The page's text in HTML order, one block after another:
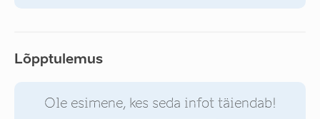
Lõpptulemus
Ole esimene, kes seda infot täiendab!